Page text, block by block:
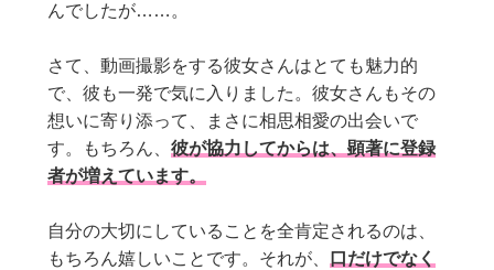
んでしたが……。
さて、動画撮影をする彼女さんはとても魅力的
で、彼も一発で気に入りました。彼女さんもその
想いに寄り添って、まさに相思相愛の出会いで
す。もちろん、彼が協力してからは、顕著に登録
者が増えています。
自分の大切にしていることを全肯定されるのは、
もちろん嬉しいことです。それが、
口だけでなく